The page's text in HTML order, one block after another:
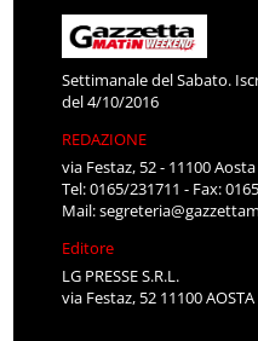
Settimanale del Sabato.
del 4/10/2016
REDAZIONE
via Festaz, 52 - 11100 Aosta
Tel: 0165/231711 - Fax:
Mail:
Editore
LG PRESSE S.R.L.
via Festaz, 52 11100 AOSTA